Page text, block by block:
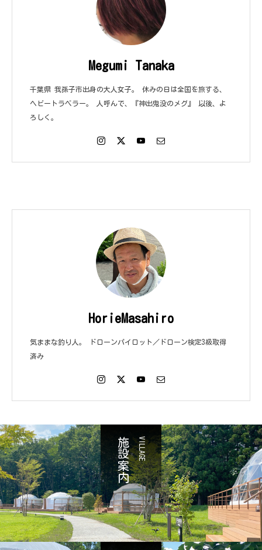
Megumi Tanaka
千葉県 我孫子市出身の大人女子。 休みの日は全国を旅する、
ヘビートラベラー。 人呼んで、『神出鬼没のメグ』 以後、よ
ろしく。
HorieMasahiro
気ままな釣り人。 ドローンパイロット／ドローン検定3級取得
済み
VILLAGE
施設案内